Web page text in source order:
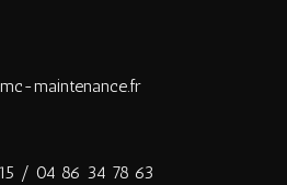
maintenance.fr
/ 04 86 34 78 63